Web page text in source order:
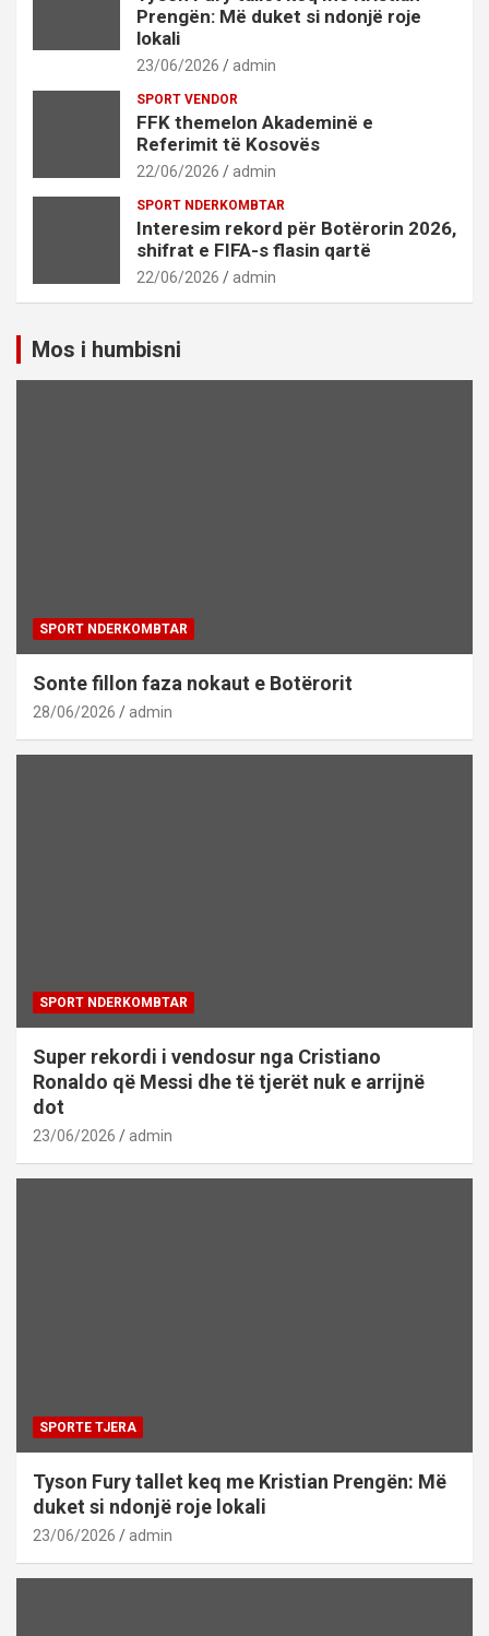
Prengën: Më duket si ndonjë roje
lokali
23/06/2026 admin
SPORT VENDOR
FFK themelon Akademinë e
Referimit të Kosovës
22/06/2026 admin
SPORT NDERKOMBTAR
Interesim rekord për Botërorin 2026,
shifrat e FIFA-s flasin qartë
22/06/2026 admin
Mos i humbisni
SPORT NDERKOMBTAR
Sonte fillon faza nokaut e Botërorit
28/06/2026 admin
SPORT NDERKOMBTAR
Super rekordi i vendosur nga Cristiano
Ronaldo që Messi dhe të tjerët nuk e arrijnë
dot
23/06/2026 admin
SPORTE TJERA
Tyson Fury tallet keq me Kristian Prengën: Më
duket si ndonjë roje lokali
23/06/2026 admin